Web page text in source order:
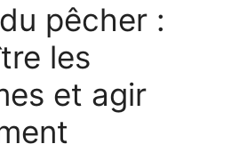
pêcher :
les
et agir